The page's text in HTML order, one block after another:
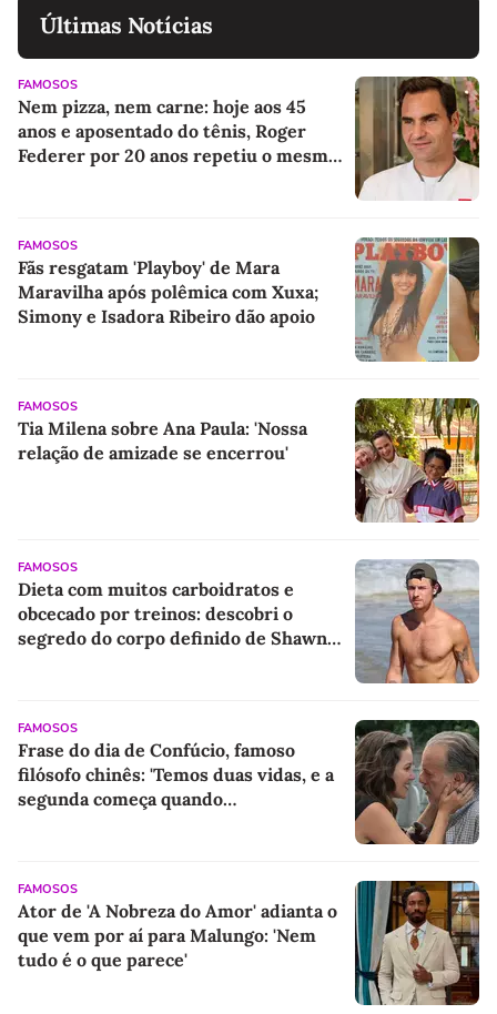
Últimas Notícias
FAMOSOS
Nem pizza, nem carne: hoje aos 45
anos e aposentado do tênis, Roger
Federer por 20 anos repetiu o mesmo
FAMOSOS
Fãs resgatam 'Playboy' de Mara
Maravilha após polêmica com Xuxa;
Simony e Isadora Ribeiro dão apoio
FAMOSOS
Tia Milena sobre Ana Paula: 'Nossa
relação de amizade se encerrou'
FAMOSOS
Dieta com muitos carboidratos e
obcecado por treinos: descobri o
segredo do corpo definido de Shawn
FAMOSOS
Frase do dia de Confúcio, famoso
filósofo chinês: 'Temos duas vidas, e a
segunda começa quando
FAMOSOS
Ator de 'A Nobreza do Amor' adianta o
que vem por aí para Malungo: 'Nem
tudo é o que parece'